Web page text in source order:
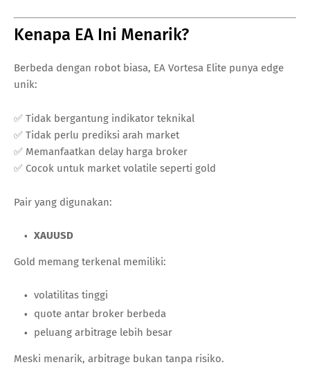
Kenapa EA Ini Menarik?
Berbeda dengan robot biasa, EA Vortesa Elite punya edge
unik:
✅ Tidak bergantung indikator teknikal
✅ Tidak perlu prediksi arah market
✅ Memanfaatkan delay harga broker
✅ Cocok untuk market volatile seperti gold
Pair yang digunakan:
XAUUSD
Gold memang terkenal memiliki:
volatilitas tinggi
quote antar broker berbeda
peluang arbitrage lebih besar
Meski menarik, arbitrage bukan tanpa risiko.